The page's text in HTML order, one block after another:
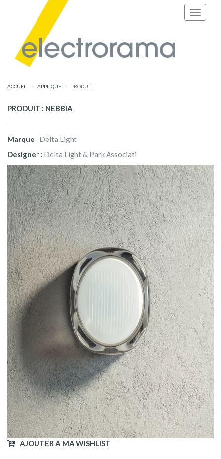
ACCUEIL APPLIQUE PRODUIT
PRODUIT : NEBBIA
Marque : Delta Light
Designer : Delta Light & Park Associati
AJOUTER A MA WISHLIST